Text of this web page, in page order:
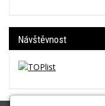
Návštěvnost